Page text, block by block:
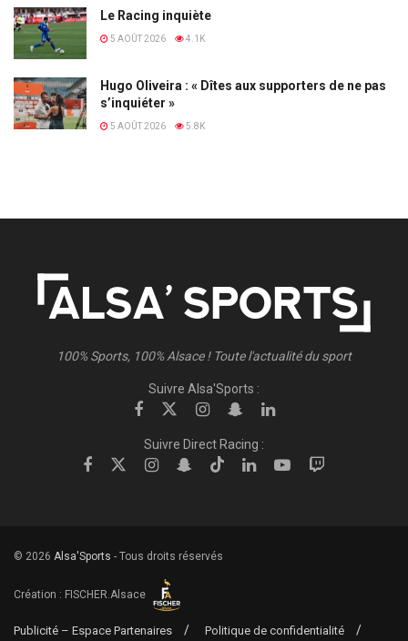
Le Racing inquiète
5 AOÛT 2026 4.1K
Hugo Oliveira : « Dîtes aux supporters de ne pas
s’inquiéter »
5 AOÛT 2026 5.8K
100% Sports, 100% Alsace ! Toute l'actualité du sport
Suivre Alsa'Sports :
Suivre Direct Racing :
© 2026 Alsa'Sports - Tous droits réservés
Création : FISCHER.Alsace
Publicité – Espace Partenaires Politique de confidentialité